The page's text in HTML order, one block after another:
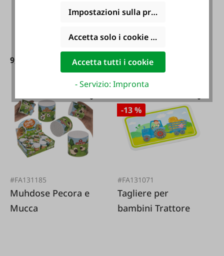
9,99 €*
cosa? perché?) Libro
12,40 €*
#FA131185
Muhdose Pecora e
Mucca
-13 %
#FA131071
Tagliere per
bambini Trattore
Impostazioni sulla privacy
Accetta solo i cookie funzionali
Accetta tutti i cookie
- Servizio: Impronta